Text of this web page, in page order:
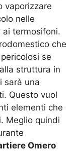
vaporizzare
nelle
termosifoni.
che
se
struttura in
sarà una
Questo vuol
elementi che
Meglio quindi
Omero